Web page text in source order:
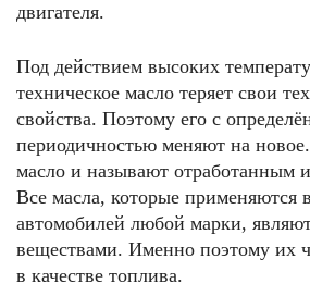
двигателя.
Под действием высоких
техническое масло теряет свои
свойства. Поэтому его с
периодичностью меняют на
масло и называют отработанным
Все масла, которые применяются
автомобилей любой марки,
веществами. Именно поэтому их
в качестве топлива.